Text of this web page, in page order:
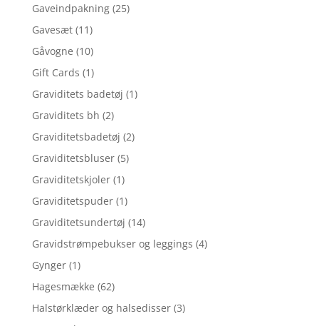
Gaveindpakning (25)
Gavesæt (11)
Gåvogne (10)
Gift Cards (1)
Graviditets badetøj (1)
Graviditets bh (2)
Graviditetsbadetøj (2)
Graviditetsbluser (5)
Graviditetskjoler (1)
Graviditetspuder (1)
Graviditetsundertøj (14)
Gravidstrømpebukser og leggings (4)
Gynger (1)
Hagesmække (62)
Halstørklæder og halsedisser (3)